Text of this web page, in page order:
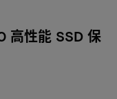
高性能 SSD 保